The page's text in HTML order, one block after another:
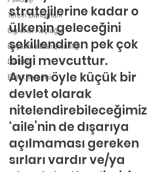
Tercih Danışmanı
Öğrenci Koçluğu
Boşanma Danışmanlığı
Disleksi
Evlilik Terapisi
stratejilerine kadar o
ülkenin geleceğini
şekillendiren pek çok
bilgi mevcuttur.
Aynen öyle küçük bir
devlet olarak
nitelendirebileceğimiz
‘aile’nin de dışarıya
açılmaması gereken
sırları vardır ve/ya